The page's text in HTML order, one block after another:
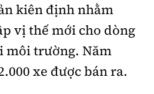
kiên định nhằm
vị thế mới cho dòng
môi trường. Năm
xe được bán ra.